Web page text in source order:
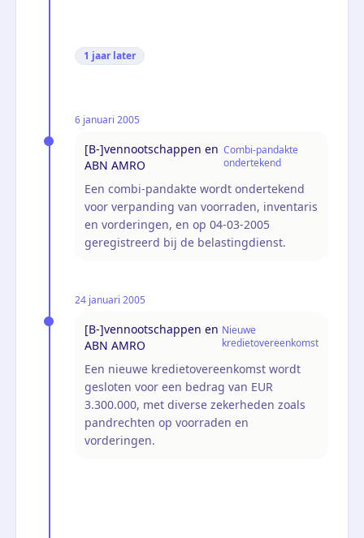
1 jaar later
6 januari 2005
[B-]vennootschappen en
ABN AMRO
Combi-pandakte
ondertekend
Een combi-pandakte wordt ondertekend
voor verpanding van voorraden, inventaris
en vorderingen, en op 04-03-2005
geregistreerd bij de belastingdienst.
24 januari 2005
[B-]vennootschappen en
ABN AMRO
Nieuwe
kredietovereenkomst
Een nieuwe kredietovereenkomst wordt
gesloten voor een bedrag van EUR
3.300.000, met diverse zekerheden zoals
pandrechten op voorraden en
vorderingen.